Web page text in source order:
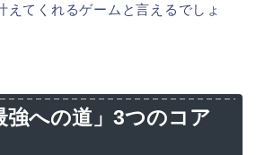
えてくれるゲームと言えるでしょ
強への道」3つのコア